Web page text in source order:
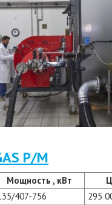
P/M
Мощность , кВт
407-756 295